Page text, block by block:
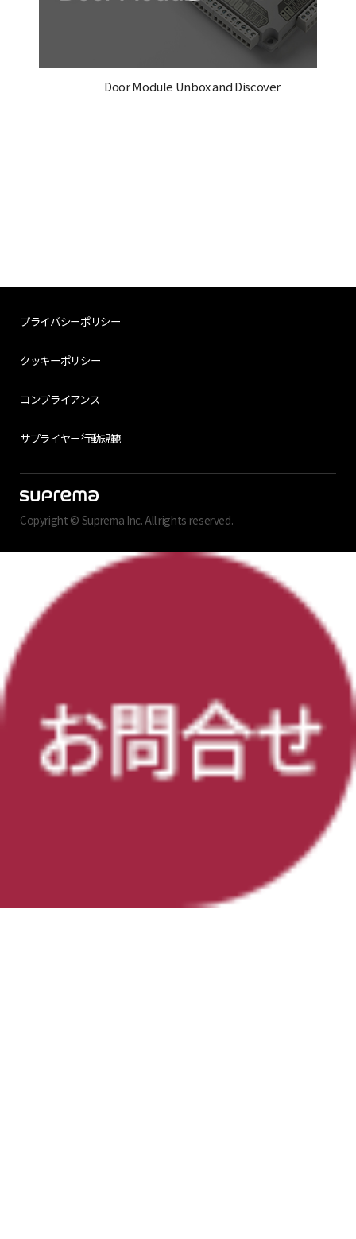
Door Module Unbox and Discover
プライバシーポリシー
クッキーポリシー
コンプライアンス
サプライヤー行動規範
Copyright © Suprema Inc. All rights reserved.